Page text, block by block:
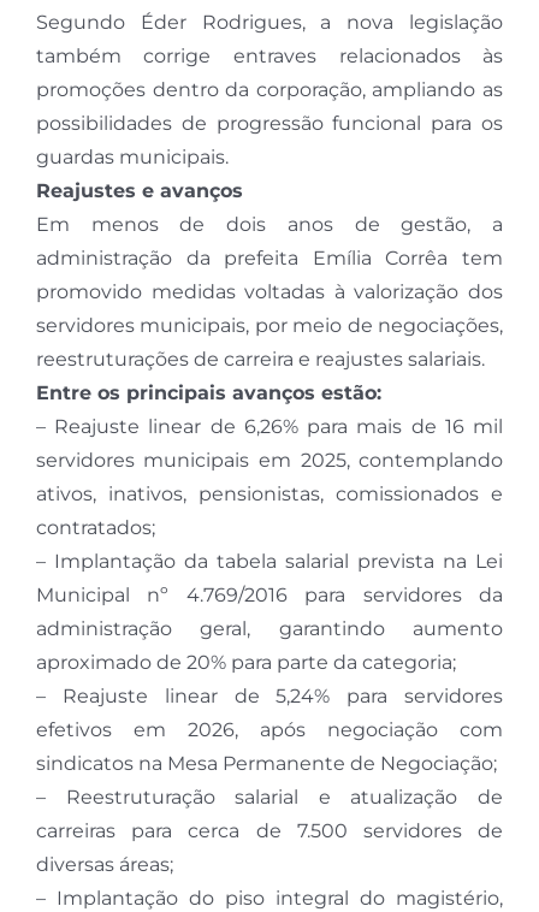
Segundo Éder Rodrigues, a nova legislação
também corrige entraves relacionados às
promoções dentro da corporação, ampliando as
possibilidades de progressão funcional para os
guardas municipais.
Reajustes e avanços
Em menos de dois anos de gestão, a
administração da prefeita Emília Corrêa tem
promovido medidas voltadas à valorização dos
servidores municipais, por meio de negociações,
reestruturações de carreira e reajustes salariais.
Entre os principais avanços estão:
– Reajuste linear de 6,26% para mais de 16 mil
servidores municipais em 2025, contemplando
ativos, inativos, pensionistas, comissionados e
contratados;
– Implantação da tabela salarial prevista na Lei
Municipal nº 4.769/2016 para servidores da
administração geral, garantindo aumento
aproximado de 20% para parte da categoria;
– Reajuste linear de 5,24% para servidores
efetivos em 2026, após negociação com
sindicatos na Mesa Permanente de Negociação;
– Reestruturação salarial e atualização de
carreiras para cerca de 7.500 servidores de
diversas áreas;
– Implantação do piso integral do magistério,